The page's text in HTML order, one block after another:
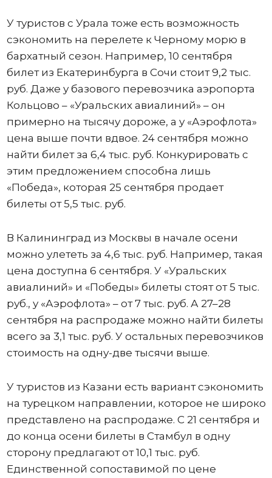
У туристов с Урала тоже есть возможность
сэкономить на перелете к Черному морю в
бархатный сезон. Например, 10 сентября
билет из Екатеринбурга в Сочи стоит 9,2 тыс.
руб. Даже у базового перевозчика аэропорта
Кольцово – «Уральских авиалиний» – он
примерно на тысячу дороже, а у «Аэрофлота»
цена выше почти вдвое. 24 сентября можно
найти билет за 6,4 тыс. руб. Конкурировать с
этим предложением способна лишь
«Победа», которая 25 сентября продает
билеты от 5,5 тыс. руб.
В Калининград из Москвы в начале осени
можно улететь за 4,6 тыс. руб. Например, такая
цена доступна 6 сентября. У «Уральских
авиалиний» и «Победы» билеты стоят от 5 тыс.
руб., у «Аэрофлота» – от 7 тыс. руб. А 27–28
сентября на распродаже можно найти билеты
всего за 3,1 тыс. руб. У остальных перевозчиков
стоимость на одну-две тысячи выше.
У туристов из Казани есть вариант сэкономить
на турецком направлении, которое не широко
представлено на распродаже. С 21 сентября и
до конца осени билеты в Стамбул в одну
сторону предлагают от 10,1 тыс. руб.
Единственной сопоставимой по цене